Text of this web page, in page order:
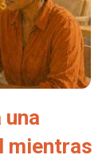
una
mientras